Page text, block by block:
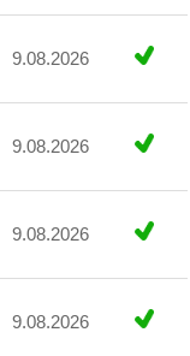
9.08.2026
9.08.2026
9.08.2026
9.08.2026